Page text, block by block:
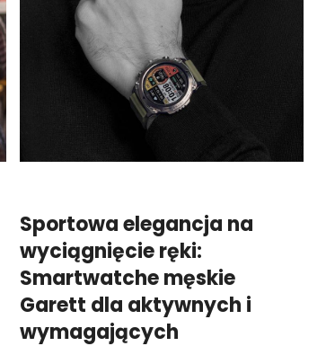
Sportowa elegancja na
wyciągnięcie ręki:
Smartwatche męskie
Garett dla aktywnych i
wymagających